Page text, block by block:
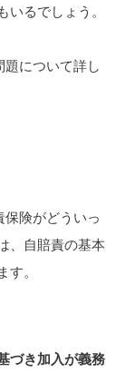
るでしょう。
について詳し
険がどういっ
、自賠責の基本
。
づき加入が義務